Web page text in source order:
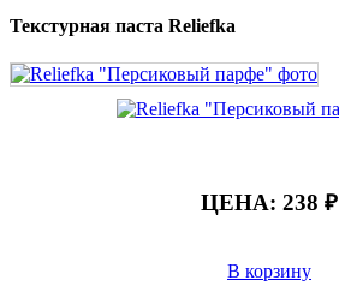
Текстурная паста Reliefka
ЦЕНА: 238 ₽
В корзину